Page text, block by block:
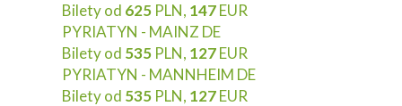
Bilety od 625 PLN, 147EUR
PYRIATYN - MAINZ DE
Bilety od 535 PLN, 127EUR
PYRIATYN - MANNHEIM DE
Bilety od 535 PLN, 127EUR